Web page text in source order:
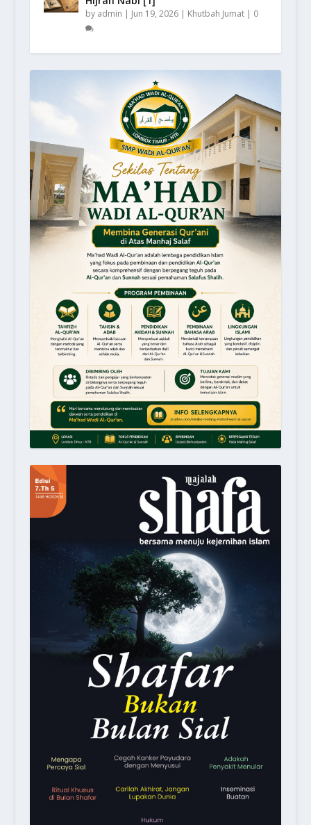
by admin | Jun 19, 2026| Khutbah Jumat| 0